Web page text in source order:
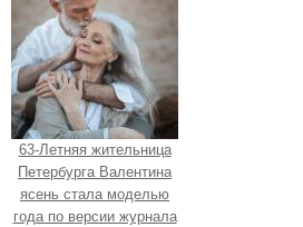
63-Летняя жительница
Петербурга Валентина
ясень стала моделью
года по версии журнала